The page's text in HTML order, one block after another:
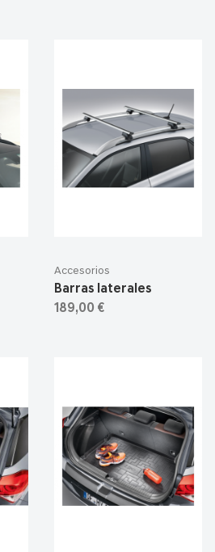
Accesorios
Barras laterales
189,00 €